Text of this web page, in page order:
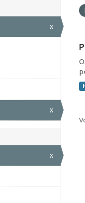
x
x
x